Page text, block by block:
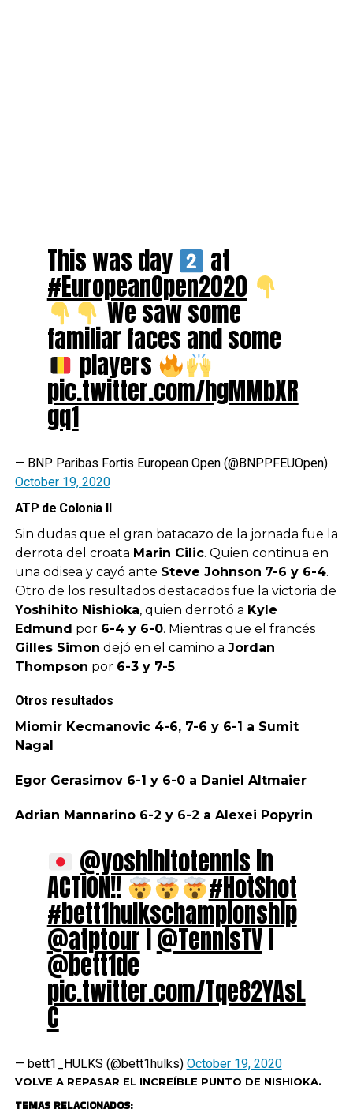
This was day at
#EuropeanOpen2020
We saw some
familiar faces and some
players
pic.twitter.com/hgMMbXR
gq1
— BNP Paribas Fortis European Open (@BNPPFEUOpen)
October 19, 2020
ATP de Colonia II
Sin dudas que el gran batacazo de la jornada fue la
derrota del croata Marin Cilic. Quien continua en
una odisea y cayó ante Steve Johnson 7-6 y 6-4.
Otro de los resultados destacados fue la victoria de
Yoshihito Nishioka, quien derrotó a Kyle
Edmund por 6-4 y 6-0. Mientras que el francés
Gilles Simon dejó en el camino a Jordan
Thompson por 6-3 y 7-5.
Otros resultados
Miomir Kecmanovic 4-6, 7-6 y 6-1 a Sumit
Nagal
Egor Gerasimov 6-1 y 6-0 a Daniel Altmaier
Adrian Mannarino 6-2 y 6-2 a Alexei Popyrin
@yoshihitotennisin
ACTION!! #HotShot
#bett1hulkschampionship
@atptourI@TennisTVI
@bett1de
pic.twitter.com/Tqe82YAsL
C
— bett1_HULKS (@bett1hulks) October 19, 2020
VOLVE A REPASAR EL INCREÍBLE PUNTO DE NISHIOKA.
TEMAS RELACIONADOS: